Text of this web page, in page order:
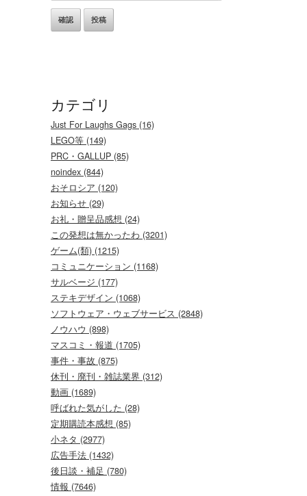
カテゴリ
Just For Laughs Gags (16)
LEGO等 (149)
PRC・GALLUP (85)
noindex (844)
おそロシア (120)
お知らせ (29)
お礼・贈呈品感想 (24)
この発想は無かったわ (3201)
ゲーム(類) (1215)
コミュニケーション (1168)
サルベージ (177)
ステキデザイン (1068)
ソフトウェア・ウェブサービス (2848)
ノウハウ (898)
マスコミ・報道 (1705)
事件・事故 (875)
休刊・廃刊・雑誌業界 (312)
動画 (1689)
呼ばれた気がした (28)
定期購読本感想 (85)
小ネタ (2977)
広告手法 (1432)
後日談・補足 (780)
情報 (7646)